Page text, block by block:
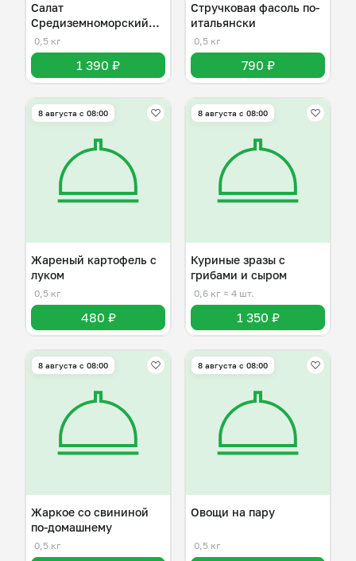
Салат
Средиземноморский
Микс
0,5 кг
1 390 ₽
Стручковая фасоль по-
итальянски
0,5 кг
790 ₽
8 августа с 08:00
Жареный картофель с
луком
0,5 кг
480 ₽
8 августа с 08:00
Куриные зразы с
грибами и сыром
0,6 кг ≈ 4 шт.
1 350 ₽
8 августа с 08:00
Жаркое со свининой
по-домашнему
0,5 кг
8 августа с 08:00
Овощи на пару
0,5 кг